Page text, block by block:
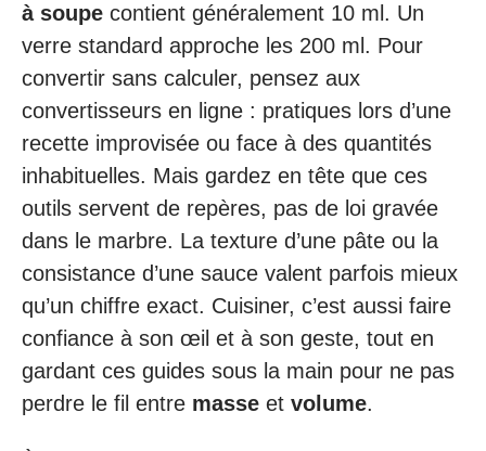
à soupe contient généralement 10 ml. Un
verre standard approche les 200 ml. Pour
convertir sans calculer, pensez aux
convertisseurs en ligne : pratiques lors d’une
recette improvisée ou face à des quantités
inhabituelles. Mais gardez en tête que ces
outils servent de repères, pas de loi gravée
dans le marbre. La texture d’une pâte ou la
consistance d’une sauce valent parfois mieux
qu’un chiffre exact. Cuisiner, c’est aussi faire
confiance à son œil et à son geste, tout en
gardant ces guides sous la main pour ne pas
perdre le fil entre masse et volume.